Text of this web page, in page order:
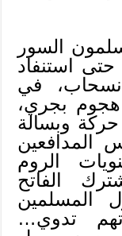
السور
استنفاد
في
بجري،
حركة وبسالة
المدافعين
الروم
الفاتح
المسلمين
تدوي…